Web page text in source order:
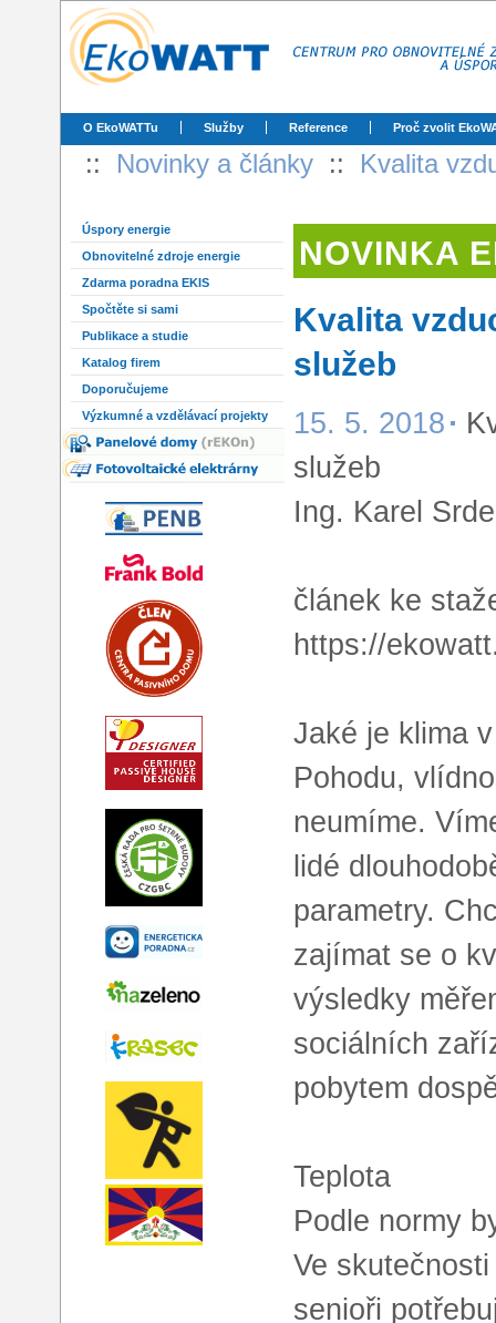
O EkoWATTu Služby Reference Proč zvolit
:: Novinky a články :: Kvalita
Úspory energie
Obnovitelné zdroje energie
Zdarma poradna EKIS
Spočtěte si sami
Publikace a studie
Katalog firem
Doporučujeme
Výzkumné a vzdělávací projekty
NOVINKA
Kvalita
služeb
15. 5. 2018
služeb
Ing. Karel
článek ke
https://
Jaké je klima
Pohodu,
neumíme.
lidé
parametry.
zajímat se o
výsledky
sociálních
pobytem
Teplota
Podle normy
Ve
senioři